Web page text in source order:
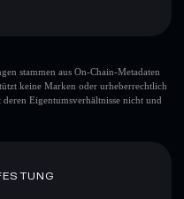
stammen aus On-Chain-Metadaten
keine Marken oder urheberrechtlich
Eigentumsverhältnisse nicht und